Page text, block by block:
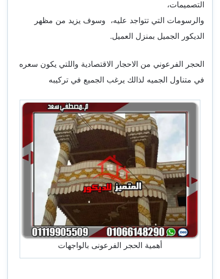
التصميمات،
والرسومات التي تتواجد عليه، وسوف يزيد من مظهر
الديكور الجميل بمنزل العميل.
الحجر الفرعوني من الاحجار الاقتصادية واللتي يكون سعره
في متناول الجميه لذالك يرغب الجميع في تركيبه
أهمية الحجر الفرعونى بالواجهات